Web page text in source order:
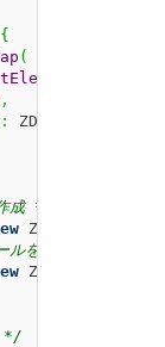
{
(
,
: ZDC.
成 */
ZDC.
ルを表示 */
ZDC.
*/